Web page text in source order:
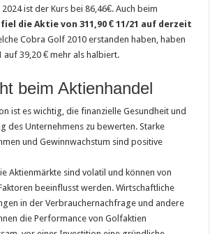
2024 ist der Kurs bei 86,46€. Auch beim
die Aktie von 311,90 € 11/21 auf derzeit
Cobra Golf 2010 erstanden haben, haben
auf 39,20 € mehr als halbiert.
beim Aktienhandel
ist es wichtig, die finanzielle Gesundheit und
des Unternehmens zu bewerten. Starke
und Gewinnwachstum sind positive
Aktienmärkte sind volatil und können von
beeinflusst werden. Wirtschaftliche
in der Verbrauchernachfrage und andere
die Performance von Golfaktien